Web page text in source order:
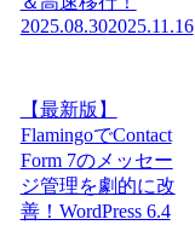
2025.08.302025.11.16
【最新版】
FlamingoでContact
Form 7のメッセー
ジ管理を劇的に改
善！WordPress 6.4